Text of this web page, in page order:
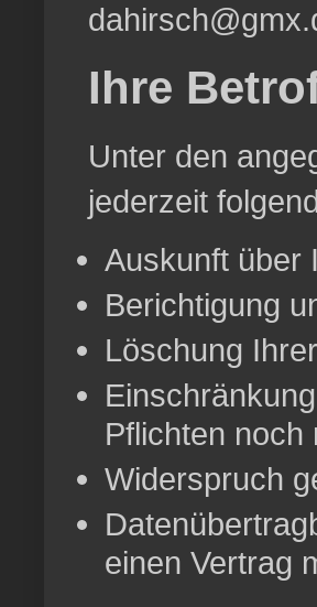
Ihre
Unter den
jederzeit
Auskunft über
Berichtigung
Löschung
Pflichten noch
Widerspruch
einen Vertrag